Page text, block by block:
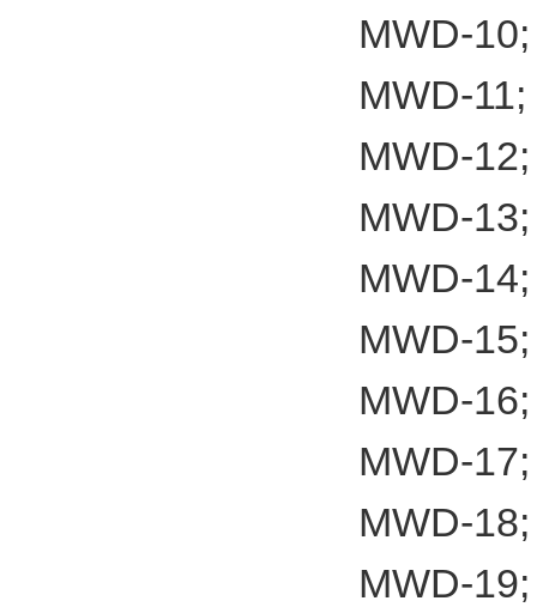
MWD-
MWD-
MWD-
MWD-
MWD-
MWD-
MWD-
MWD-
MWD-
MWD-